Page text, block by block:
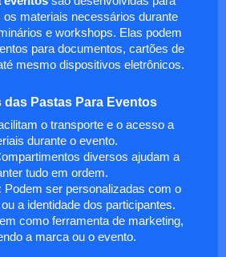
materiais necessários durante
e workshops. Elas podem
para documentos, cartões de
mesmo dispositivos eletrônicos.
das Pastas Para Eventos
o transporte e o acesso a
durante o evento.
diversos ajudam a
tudo em ordem.
Podem ser personalizadas com o
a identidade dos participantes.
como ferramenta de marketing,
a marca ou o evento.